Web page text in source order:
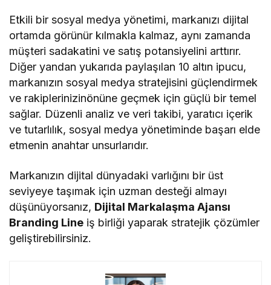
Etkili bir sosyal medya yönetimi, markanızı dijital
ortamda görünür kılmakla kalmaz, aynı zamanda
müşteri sadakatini ve satış potansiyelini arttırır.
Diğer yandan yukarıda paylaşılan 10 altın ipucu,
markanızın sosyal medya stratejisini güçlendirmek
ve rakiplerinizinönüne geçmek için güçlü bir temel
sağlar. Düzenli analiz ve veri takibi, yaratıcı içerik
ve tutarlılık, sosyal medya yönetiminde başarı elde
etmenin anahtar unsurlarıdır.
Markanızın dijital dünyadaki varlığını bir üst
seviyeye taşımak için uzman desteği almayı
düşünüyorsanız, Dijital Markalaşma Ajansı
Branding Line iş birliği yaparak stratejik çözümler
geliştirebilirsiniz.